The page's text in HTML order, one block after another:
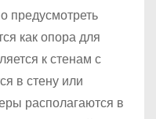
предусмотреть
как опора для
к стенам с
в стену или
располагаются в